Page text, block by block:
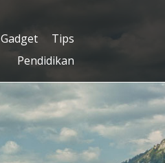
Gadget
Tips
Pendidikan